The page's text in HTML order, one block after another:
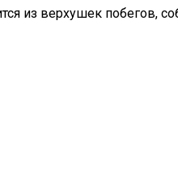
из верхушек побегов,